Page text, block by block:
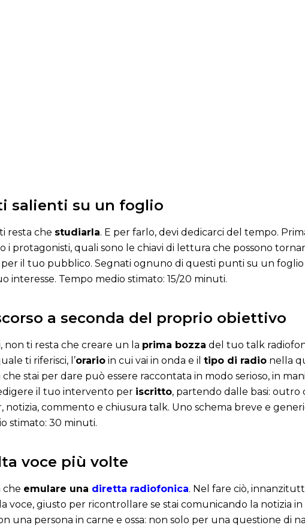
salienti su un foglio
resta che studiarla. E per farlo, devi dedicarci del tempo.
i protagonisti, quali sono le chiavi di lettura che possono
il tuo pubblico. Segnati ognuno di questi punti su un foglio
interesse. Tempo medio stimato: 15/20 minuti.
a seconda del proprio obiettivo
non ti resta che creare un la prima bozza del tuo talk
ti riferisci, l’orario in cui vai in onda e iltipo di radio nella
stai per dare può essere raccontata in modo serioso, in
il tuo intervento per iscritto, partendo dalle basi: outro
notizia, commento e chiusura talk. Uno schema breve e
stimato: 30 minuti.
voce più volte
che emulare una diretta radiofonica. Nel fare ciò,
voce, giusto per ricontrollare se stai comunicando la notizia
una persona in carne e ossa: non solo per una questione di